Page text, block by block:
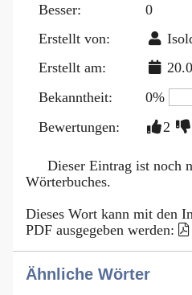
Besser:
0
Erstellt von:
Erstellt am:
Bekanntheit:
0%
Bewertungen:
2
Dieser Eintrag ist noch
Wörterbuches.
Dieses Wort kann mit den
PDF ausgegeben werden:
Ähnliche Wörter